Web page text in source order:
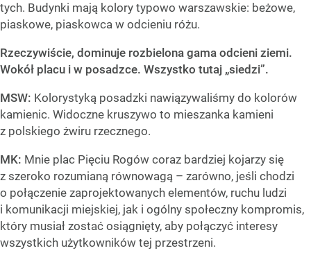
tych. Budynki mają kolory typowo warszawskie: beżowe,
piaskowe, piaskowca w odcieniu różu.
Rzeczywiście, dominuje rozbielona gama odcieni ziemi.
Wokół placu i w posadzce. Wszystko tutaj „siedzi”.
MSW: Kolorystyką posadzki nawiązywaliśmy do kolorów
kamienic. Widoczne kruszywo to mieszanka kamieni
z polskiego żwiru rzecznego.
MK: Mnie plac Pięciu Rogów coraz bardziej kojarzy się
z szeroko rozumianą równowagą – zarówno, jeśli chodzi
o połączenie zaprojektowanych elementów, ruchu ludzi
i komunikacji miejskiej, jak i ogólny społeczny kompromis,
który musiał zostać osiągnięty, aby połączyć interesy
wszystkich użytkowników tej przestrzeni.